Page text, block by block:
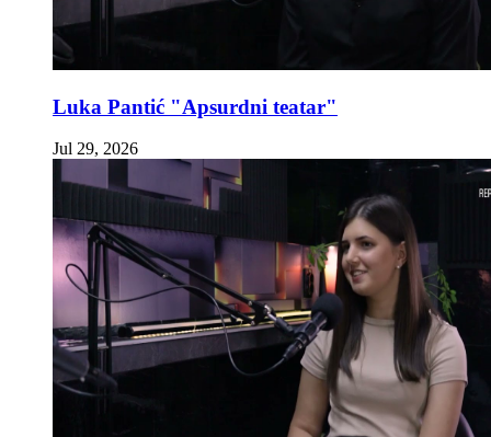
Luka Pantić "Apsurdni teatar"
Jul 29, 2026